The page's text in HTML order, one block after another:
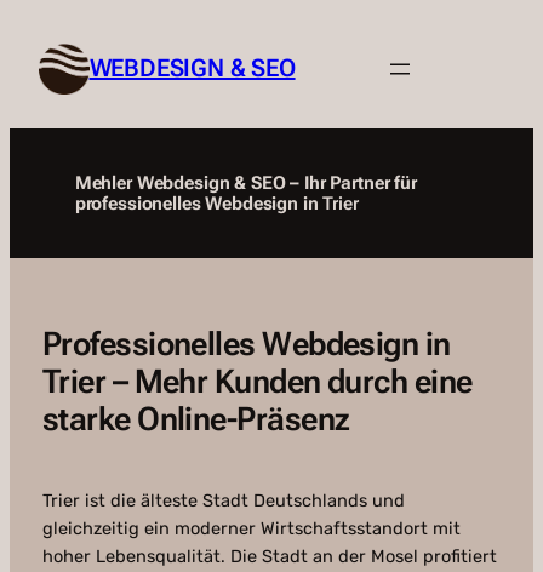
Inhalt
springen WEBDESIGN & SEO
Mehler Webdesign & SEO – Ihr Partner für
professionelles Webdesign in Trier
Professionelles Webdesign in
Trier – Mehr Kunden durch eine
starke Online-Präsenz
Trier ist die älteste Stadt Deutschlands und
gleichzeitig ein moderner Wirtschaftsstandort mit
hoher Lebensqualität. Die Stadt an der Mosel profitiert